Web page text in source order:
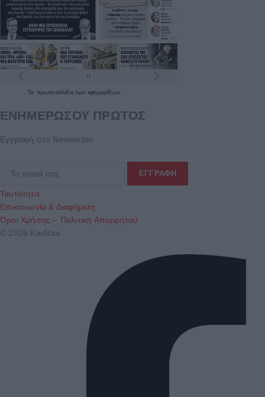
Τα πρωτοσέλιδατων εφημερίδων
ΕΝΗΜΕΡΩΣΟΥ ΠΡΩΤΟΣ
Εγγραφή στο Newsletter
Ταυτότητα
Επικοινωνία & Διαφήμιση
Όροι Χρήσης – Πολιτική Απορρήτου
© 2026 Karfitsa